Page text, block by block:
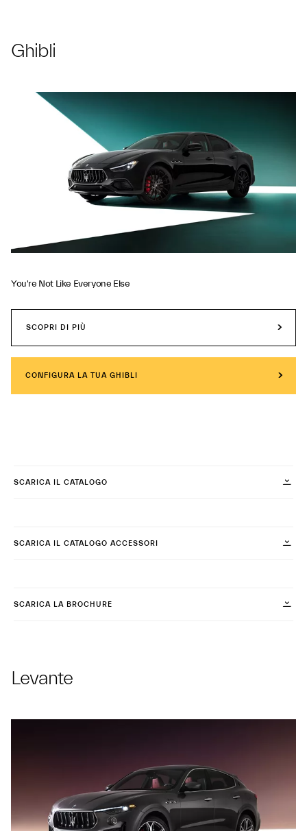
Ghibli
You're Not Like Everyone Else
SCOPRI DI PIÙ
CONFIGURA LA TUA GHIBLI
SCARICA IL CATALOGO
SCARICA IL CATALOGO ACCESSORI
SCARICA LA BROCHURE
Levante